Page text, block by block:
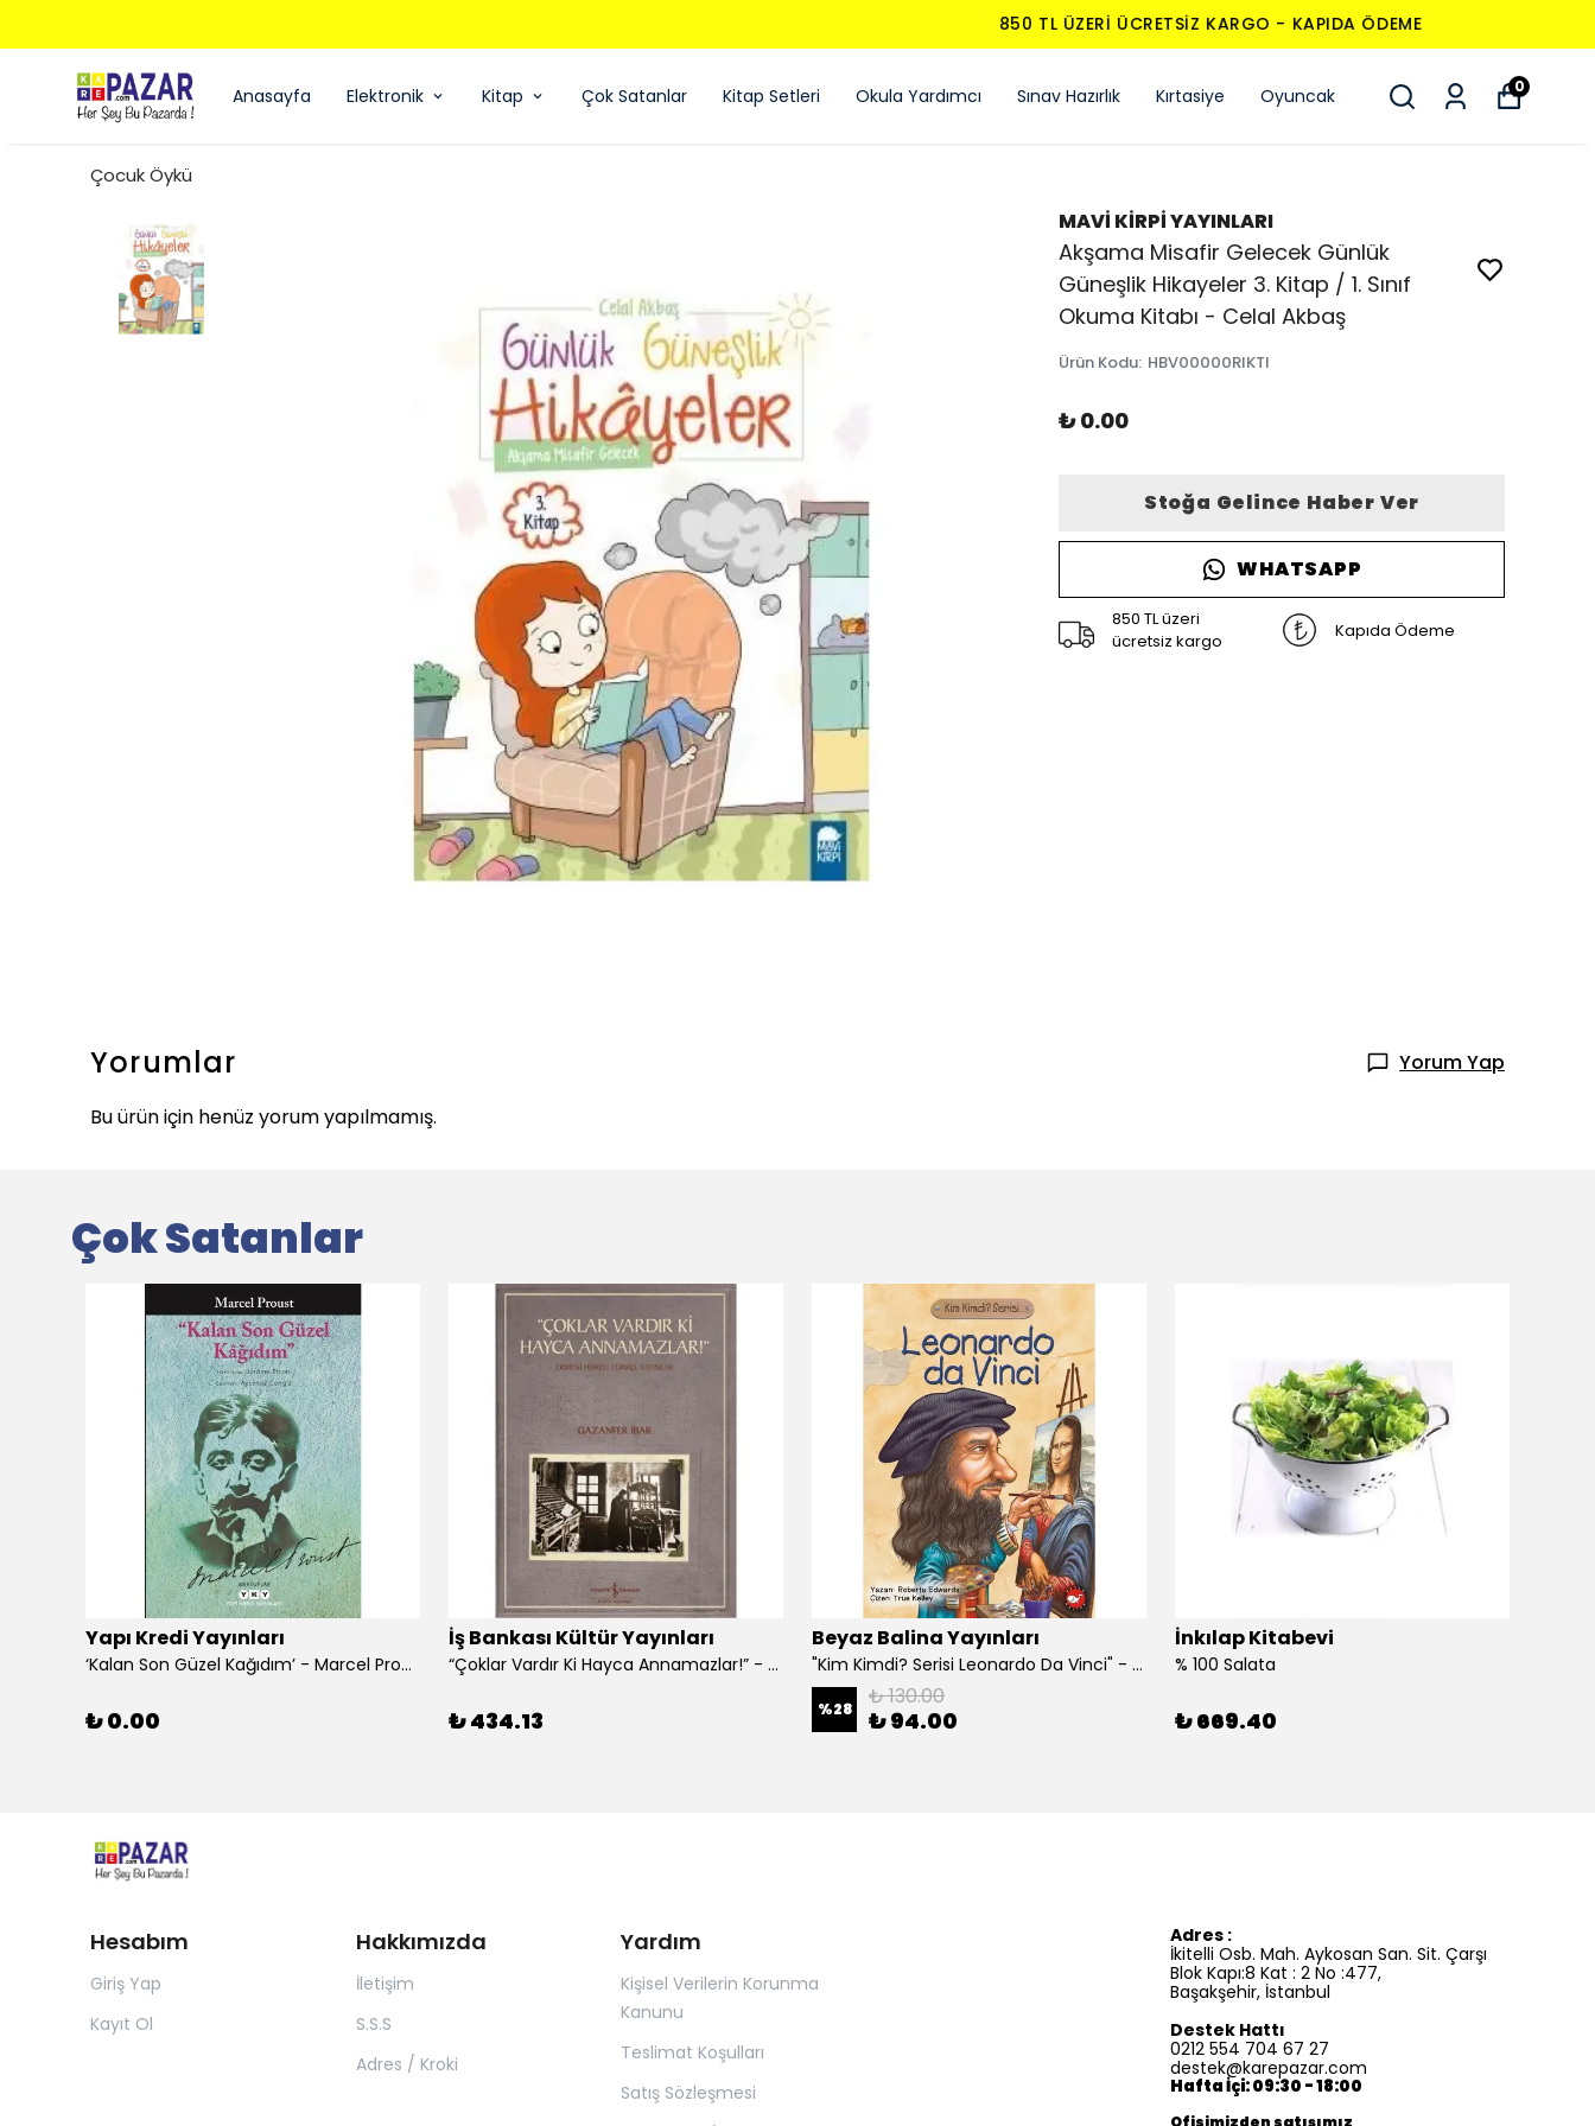
850 TL ÜZERI ÜCRETSIZ KARGO - KAPIDA ÖDEME
Anasayfa Elektronik Kitap Çok Satanlar Kitap Setleri Okula Yardımcı Sınav Hazırlık Kırtasiye Oyuncak 0
Çocuk Öykü
MAVİ KİRPİ YAYINLARI
Akşama Misafir Gelecek Günlük
Güneşlik Hikayeler 3. Kitap / 1. Sınıf
Okuma Kitabı - Celal Akbaş
Ürün Kodu: HBV00000RIKTI
₺ 0.00
Stoğa Gelince Haber Ver
WHATSAPP
850 TL üzeri
ücretsiz kargo
Kapıda Ödeme
Yorumlar
Yorum Yap
Bu ürün için henüz yorum yapılmamış.
Çok Satanlar
Yapı Kredi Yayınları
‘Kalan Son Güzel Kağıdım’ - Marcel Proust
₺ 0.00
İş Bankası Kültür Yayınları
“Çoklar Vardır Ki Hayca Annamazlar!” - Gazanfer İbar
₺ 434.13
Beyaz Balina Yayınları
"Kim Kimdi? Serisi Leonardo Da Vinci" - Roberta Edwards
%28 ₺ 130.00
₺ 94.00
İnkılap Kitabevi
% 100 Salata
₺ 669.40
Hesabım
Giriş Yap
Kayıt Ol
Hakkımızda
İletişim
S.S.S
Adres / Kroki
Yardım
Kişisel Verilerin Korunma
Kanunu
Teslimat Koşulları
Satış Sözleşmesi
Adres :
İkitelli Osb. Mah. Aykosan San. Sit. Çarşı
Blok Kapı:8 Kat : 2 No :477,
Başakşehir, İstanbul
Destek Hattı
0212 554 704 67 27
destek@karepazar.com
Hafta İçi: 09:30 - 18:00
Ofisimizden satışımız